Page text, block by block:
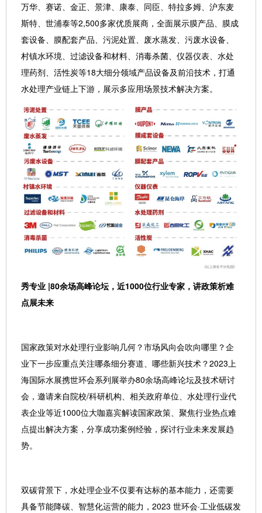
万华、赛诺、金正、景津、康泰、同臣、特拉多姆、沪东麦
斯特、世浦泰等2,500多家优质展商，全面展示膜产品、膜成
套设备、膜配套产品、污泥处置、废水蒸发、污废水设备、
村镇水环境、过滤设备和材料、消毒杀菌、仪器仪表、水处
理药剂、活性炭等18大细分领域产品设备及前沿技术，打通
水处理产业链上下游，展示多应用场景技术解决方案。
秀专业 |80余场高峰论坛，近1000位行业专家，讲政策析难
点展未来
国家政策对水处理行业影响几何？市场风向会吹向哪里？企
业下一步应重点关注哪条细分赛道、哪些新兴技术？2023上
海国际水展携世环会系列展举办80余场高峰论坛及技术研讨
会，邀请来自院校/科研机构、相关政府单位、水处理行业代
表企业等近1000位大咖嘉宾解读国家政策、聚焦行业热点难
点提出解决方案，分享成功案例经验，探讨行业未来发展趋
势。
双碳背景下，水处理企业不仅要有达标的基本能力，还需要
具备节能降碳、智慧化运营的能力，2023 世环会·工业低碳发